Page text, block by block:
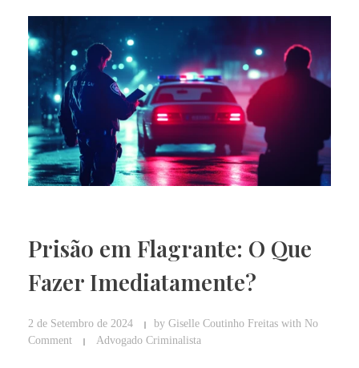
Prisão em Flagrante: O Que
Fazer Imediatamente?
2 de Setembro de 2024 by Giselle Coutinho Freitas with No
Comment
Advogado Criminalista